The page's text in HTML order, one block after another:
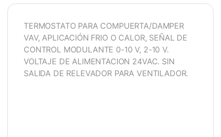
TERMOSTATO PARA COMPUERTA/DAMPER
VAV, APLICACIÓN FRIO O CALOR, SEÑAL DE
CONTROL MODULANTE 0-10 V, 2-10 V.
VOLTAJE DE ALIMENTACION 24VAC. SIN
SALIDA DE RELEVADOR PARA VENTILADOR.